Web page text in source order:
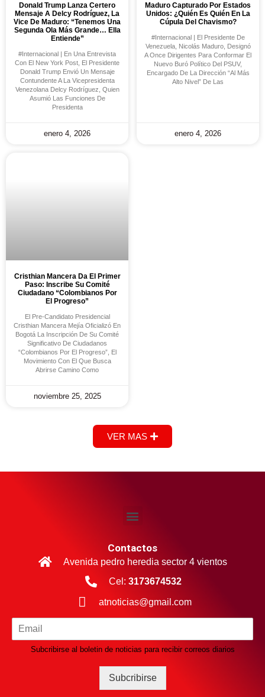
Donald Trump Lanza Certero
Mensaje A Delcy Rodríguez, La
Vice De Maduro: “Tenemos Una
Segunda Ola Más Grande… Ella
Entiende”
#Internacional | En Una Entrevista
Con El New York Post, El Presidente
Donald Trump Envió Un Mensaje
Contundente A La Vicepresidenta
Venezolana Delcy Rodríguez, Quien
Asumió Las Funciones De
Presidenta
enero 4, 2026
Maduro Capturado Por Estados
Unidos: ¿quién Es Quién En La
Cúpula Del Chavismo?
#Internacional | El Presidente De
Venezuela, Nicolás Maduro, Designó
A Once Dirigentes Para Conformar El
Nuevo Buró Político Del PSUV,
Encargado De La Dirección “al Más
Alto Nivel” De Las
enero 4, 2026
Cristhian Mancera Da El Primer
Paso: Inscribe Su Comité
Ciudadano “Colombianos Por
El Progreso”
El Pre-Candidato Presidencial
Cristhian Mancera Mejía Oficializó En
Bogotá La Inscripción De Su Comité
Significativo De Ciudadanos
“Colombianos Por El Progreso”, El
Movimiento Con El Que Busca
Abrirse Camino Como
noviembre 25, 2025
VER MAS
Contactos
Avenida pedro heredia sector 4 vientos
Cel: 3173674532
atnoticias@gmail.com
Subcribirse al boletin de noticias para recibir correos diarios
Subcribirse